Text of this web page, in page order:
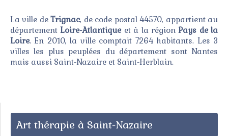
La ville deTrignac, de code postal 44570, appartient au
départementLoire-Atlantique et à la régionPays de la
Loire. En 2010, la ville comptait 7264 habitants. Les 3
villes les plus peuplées du département sont Nantes
mais aussi Saint-Nazaire et Saint-Herblain.
Art thérapie à Saint-Nazaire